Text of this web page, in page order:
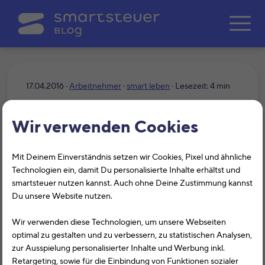
Wir verwenden Cookies
Mit Deinem Einverständnis setzen wir Cookies, Pixel und ähnliche
Technologien ein, damit Du personalisierte Inhalte erhältst und
smartsteuer nutzen kannst. Auch ohne Deine Zustimmung kannst
Du unsere Website nutzen.
Wir verwenden diese Technologien, um unsere Webseiten
optimal zu gestalten und zu verbessern, zu statistischen Analysen,
zur Ausspielung personalisierter Inhalte und Werbung inkl.
Retargeting, sowie für die Einbindung von Funktionen sozialer
Zum Hauptinhalt
17.04.2016 · Arbeitnehmer · smart leben · Lesezeit: 4 min
machen!